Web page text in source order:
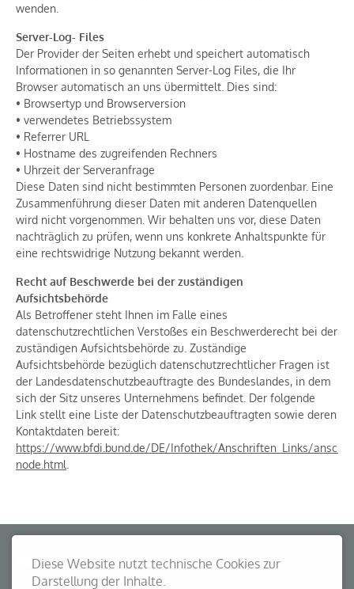
wenden.
Server-Log- Files
Der Provider der Seiten erhebt und speichert automatisch
Informationen in so genannten Server-Log Files, die Ihr
Browser automatisch an uns übermittelt. Dies sind:
• Browsertyp und Browserversion
• verwendetes Betriebssystem
• Referrer URL
• Hostname des zugreifenden Rechners
• Uhrzeit der Serveranfrage
Diese Daten sind nicht bestimmten Personen zuordenbar. Eine
Zusammenführung dieser Daten mit anderen Datenquellen
wird nicht vorgenommen. Wir behalten uns vor, diese Daten
nachträglich zu prüfen, wenn uns konkrete Anhaltspunkte für
eine rechtswidrige Nutzung bekannt werden.
Recht auf Beschwerde bei der zuständigen
Aufsichtsbehörde
Als Betroffener steht Ihnen im Falle eines
datenschutzrechtlichen Verstoßes ein Beschwerderecht bei der
zuständigen Aufsichtsbehörde zu. Zuständige
Aufsichtsbehörde bezüglich datenschutzrechtlicher Fragen ist
der Landesdatenschutzbeauftragte des Bundeslandes, in dem
sich der Sitz unseres Unternehmens befindet. Der folgende
Link stellt eine Liste der Datenschutzbeauftragten sowie deren
Kontaktdaten bereit:
https://www.bfdi.bund.de/DE/Infothek/Anschriften_Links/
node.html
Kontakt
Diese Website nutzt technische Cookies zur
Darstellung der Inhalte.